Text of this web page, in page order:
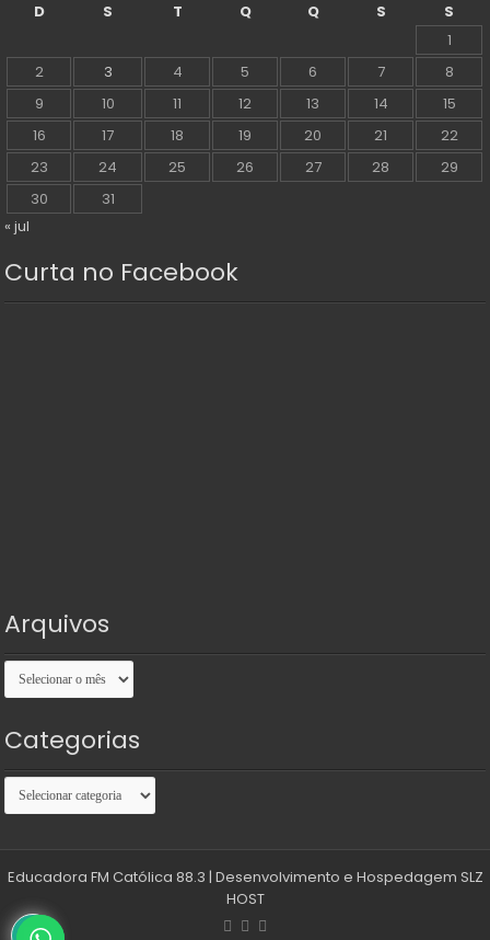
D
S T Q Q S
S
1
2
3 4 5 6 7
8
9
10 11 12 13 14
15
16
17 18 19 20 21
22
23
24 25 26 27 28
29
30
31
« jul
Curta no Facebook
Arquivos
Arquivos
Categorias
Categorias
Educadora FM Católica 88.3 | Desenvolvimento e Hospedagem SLZ
HOST